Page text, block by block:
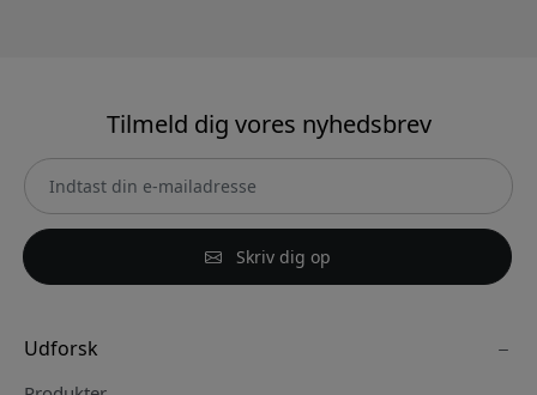
Tilmeld dig vores nyhedsbrev
Skriv dig op
Udforsk